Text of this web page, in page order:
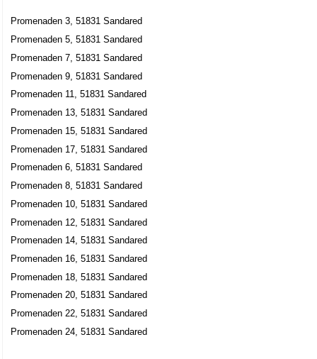
Promenaden 3, 51831 Sandared
Promenaden 5, 51831 Sandared
Promenaden 7, 51831 Sandared
Promenaden 9, 51831 Sandared
Promenaden 11, 51831 Sandared
Promenaden 13, 51831 Sandared
Promenaden 15, 51831 Sandared
Promenaden 17, 51831 Sandared
Promenaden 6, 51831 Sandared
Promenaden 8, 51831 Sandared
Promenaden 10, 51831 Sandared
Promenaden 12, 51831 Sandared
Promenaden 14, 51831 Sandared
Promenaden 16, 51831 Sandared
Promenaden 18, 51831 Sandared
Promenaden 20, 51831 Sandared
Promenaden 22, 51831 Sandared
Promenaden 24, 51831 Sandared